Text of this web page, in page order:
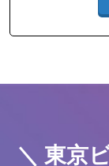
＼ 東京